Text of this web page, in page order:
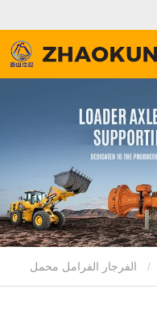
الفرجار الفرامل محمل